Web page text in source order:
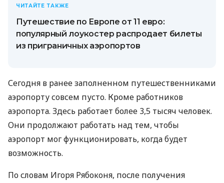
ЧИТАЙТЕ ТАКЖЕ
Путешествие по Европе от 11 евро:
популярный лоукостер распродает билеты
из приграничных аэропортов
Сегодня в ранее заполненном путешественниками
аэропорту совсем пусто. Кроме работников
аэропорта. Здесь работает более 3,5 тысяч человек.
Они продолжают работать над тем, чтобы
аэропорт мог функционировать, когда будет
возможность.
По словам Игоря Рябоконя, после получения